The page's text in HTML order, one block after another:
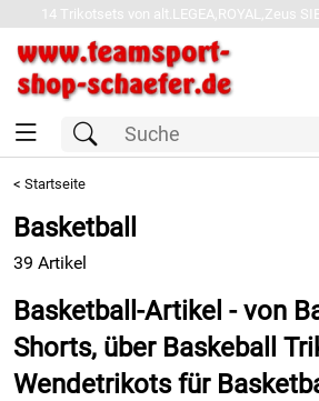
14 Trikotsets von alt.LEGEA,ROYAL,Zeus
< Startseite
Basketball
39 Artikel
Basketball-Artikel - von
Shorts, über Baskeball
Wendetrikots für